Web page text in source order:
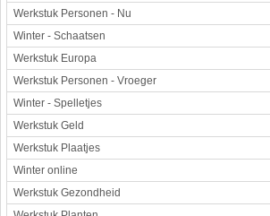
Werkstuk Personen - Nu
Winter - Schaatsen
Werkstuk Europa
Werkstuk Personen - Vroeger
Winter - Spelletjes
Werkstuk Geld
Werkstuk Plaatjes
Winter online
Werkstuk Gezondheid